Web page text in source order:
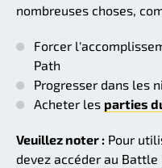
nombreuses choses,
Forcer
Path
Progresser dans les
Acheter les parties
Veuillez noter : Pour
devez accéder au